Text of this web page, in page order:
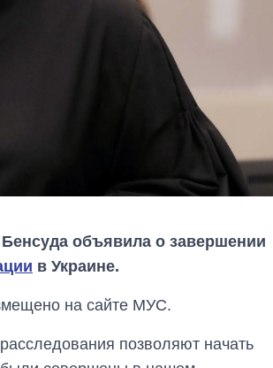
объявила о завершении
в Украине.
на сайте МУС.
позволяют начать